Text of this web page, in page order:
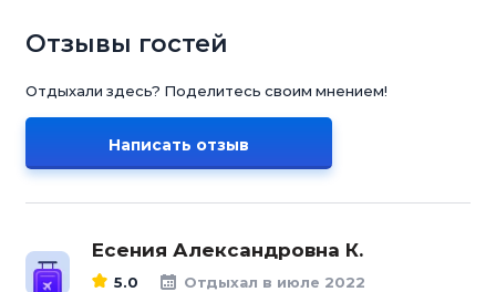
Отзывы гостей
Отдыхали здесь? Поделитесь своим мнением!
Написать отзыв
Есения Александровна К.
5.0 Отдыхал в июле 2022